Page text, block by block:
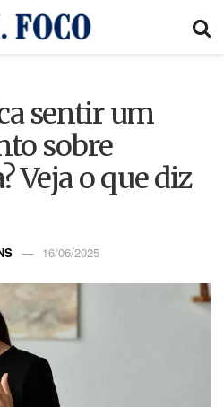
sentir um
sobre
Veja o que diz
16/06/2025